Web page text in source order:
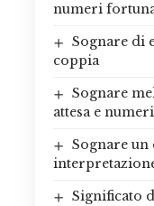
numeri
Sognare di
coppia
Sognare
attesa e
Sognare un
Significato